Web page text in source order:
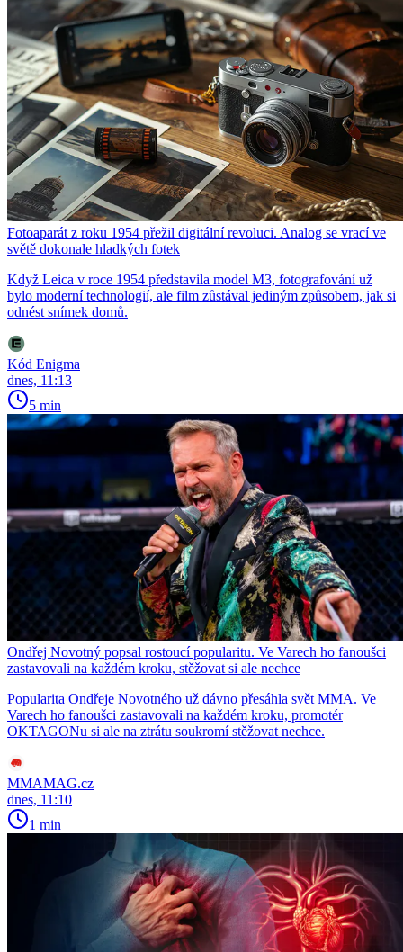
Fotoaparát z roku 1954 přežil digitální revoluci. Analog se vrací ve
světě dokonale hladkých fotek
Když Leica v roce 1954 představila model M3, fotografování už
bylo moderní technologií, ale film zůstával jediným způsobem, jak si
odnést snímek domů.
Kód Enigma
dnes, 11:13
5 min
Ondřej Novotný popsal rostoucí popularitu. Ve Varech ho fanoušci
zastavovali na každém kroku, stěžovat si ale nechce
Popularita Ondřeje Novotného už dávno přesáhla svět MMA. Ve
Varech ho fanoušci zastavovali na každém kroku, promotér
OKTAGONu si ale na ztrátu soukromí stěžovat nechce.
MMAMAG.cz
dnes, 11:10
1 min